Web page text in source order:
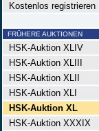
Kostenlos registrieren
FRÜHERE AUKTIONEN
HSK-Auktion XLIV
HSK-Auktion XLIII
HSK-Auktion XLII
HSK-Auktion XLI
HSK-Auktion XL
HSK-Auktion XXXIX